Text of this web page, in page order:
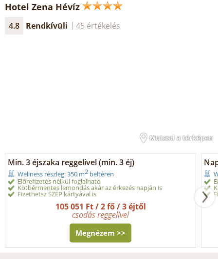
Hotel Zena Hévíz
4.8 Rendkívüli 45 értékelés
Mutasd a térképen
Min. 3 éjszaka reggelivel (min. 3 éj)
Wellness részleg: 350 m2 beltéren
Előrefizetés nélkül foglalható
Kötbérmentes lemondás akár az érkezés napján is
Fizethetsz SZÉP kártyával is
105 051 Ft / 2 fő / 3 éjtől
csodás reggelivel
Megnézem >>